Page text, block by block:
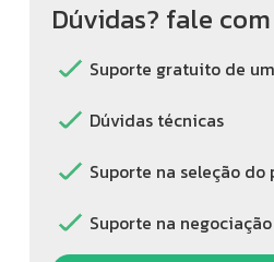
Dúvidas? fale
Suporte gratuito de
Dúvidas técnicas
Suporte na seleção
Suporte na negociação